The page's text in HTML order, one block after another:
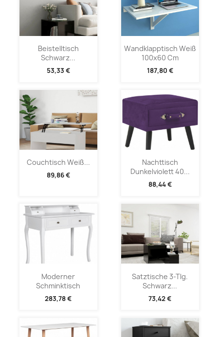
Beistelltisch
Schwarz...
53,33 €
Wandklapptisch Weiß
100x60 Cm
187,80 €
Couchtisch Weiß...
89,86 €
Nachttisch
Dunkelviolett 40...
88,44 €
Moderner
Schminktisch
283,78 €
Satztische 3-Tlg.
Schwarz...
73,42 €